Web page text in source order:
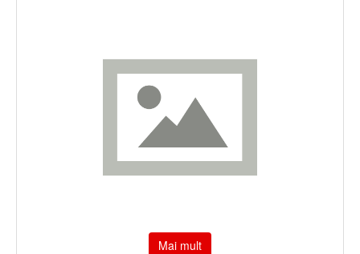
Mai mult